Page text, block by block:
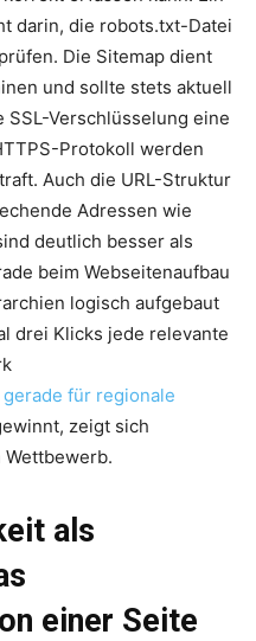
darin, die robots.txt-Datei
Die Sitemap dient
und sollte stets aktuell
Verschlüsselung eine
Protokoll werden
Auch die URL-Struktur
Adressen wie
deutlich besser als
beim Webseitenaufbau
logisch aufgebaut
drei Klicks jede relevante
für regionale
zeigt sich
als
einer Seite